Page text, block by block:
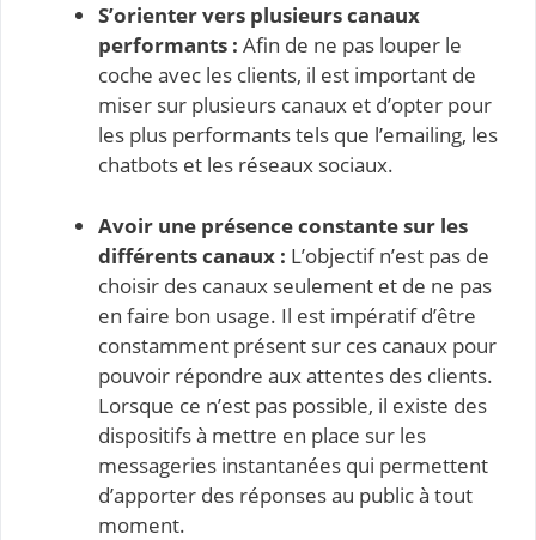
S’orienter vers plusieurs canaux
performants : Afin de ne pas louper le
coche avec les clients, il est important de
miser sur plusieurs canaux et d’opter pour
les plus performants tels que l’emailing, les
chatbots et les réseaux sociaux.
Avoir une présence constante sur les
différents canaux : L’objectif n’est pas de
choisir des canaux seulement et de ne pas
en faire bon usage. Il est impératif d’être
constamment présent sur ces canaux pour
pouvoir répondre aux attentes des clients.
Lorsque ce n’est pas possible, il existe des
dispositifs à mettre en place sur les
messageries instantanées qui permettent
d’apporter des réponses au public à tout
moment.